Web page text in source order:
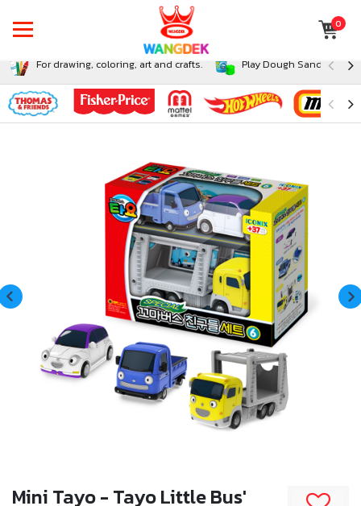
0
For drawing, coloring, art and crafts. Play Dough Sand and
Mini Tayo - Tayo Little Bus'